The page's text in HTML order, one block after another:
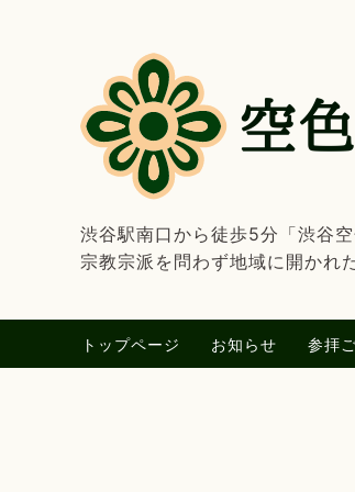
渋谷駅南口から徒歩5分「渋谷
宗教宗派を問わず地域に開かれ
トップページ お知らせ 参拝